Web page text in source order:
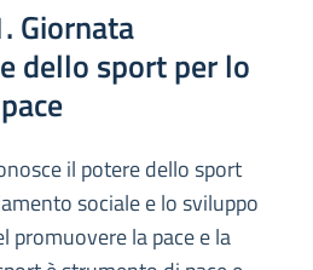
Giornata
dello sport per lo
il potere dello sport
sociale e lo sviluppo
promuovere la pace e la